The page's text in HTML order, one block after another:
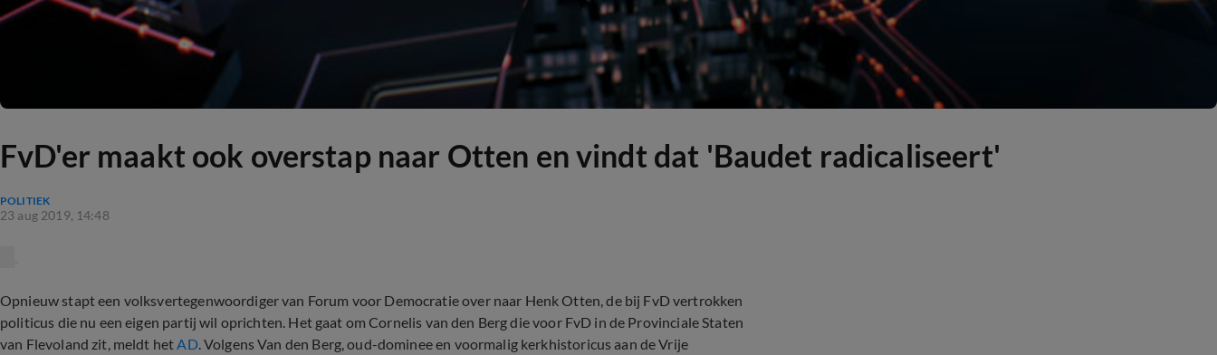
FvD'er maakt ook overstap naar Otten en vindt dat 'Baudet radicaliseert'
POLITIEK
23 aug 2019, 14:48
Opnieuw stapt een volksvertegenwoordiger van Forum voor Democratie over naar Henk Otten, de bij FvD vertrokken
politicus die nu een eigen partij wil oprichten. Het gaat om Cornelis van den Berg die voor FvD in de Provinciale Staten
van Flevoland zit, meldt hetAD. Volgens Van den Berg, oud-dominee en voormalig kerkhistoricus aan de Vrije